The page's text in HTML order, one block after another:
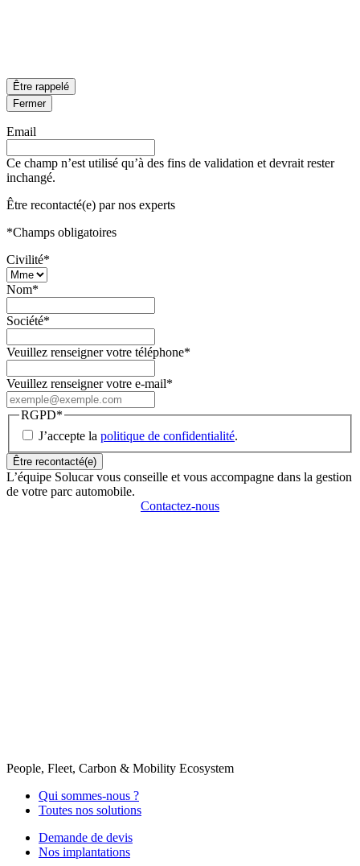
Être rappelé
Fermer
Email
Ce champ n’est utilisé qu’à des fins de validation et devrait rester
inchangé.
Être recontacté(e) par nos experts
*Champs obligatoires
Civilité*
Nom*
Société*
Veuillez renseigner votre téléphone*
Veuillez renseigner votre e-mail*
RGPD*
J’accepte la politique de confidentialité.
L’équipe Solucar vous conseille et vous accompagne dans la gestion
de votre parc automobile.
Contactez-nous
People, Fleet, Carbon & Mobility Ecosystem
Qui sommes-nous ?
Toutes nos solutions
Demande de devis
Nos implantations